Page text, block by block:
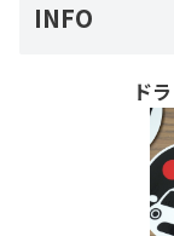
INFO
ド